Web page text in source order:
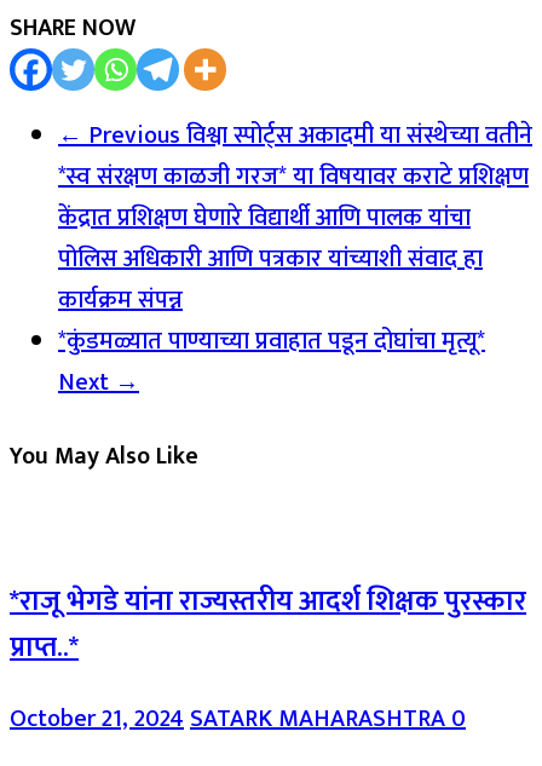
SHARE NOW
← Previousविश्वा स्पोर्ट्स अकादमी या संस्थेच्या वतीने
*स्व संरक्षण काळजी गरज* या विषयावर कराटे प्रशिक्षण
केंद्रात प्रशिक्षण घेणारे विद्यार्थी आणि पालक यांचा
पोलिस अधिकारी आणि पत्रकार यांच्याशी संवाद हा
कार्यक्रम संपन्न
*कुंडमळ्यात पाण्याच्या प्रवाहात पडून दोघांचा मृत्यू*
Next →
You May Also Like
*राजू भेगडे यांना राज्यस्तरीय आदर्श शिक्षक पुरस्कार
प्राप्त..*
October 21, 2024SATARK MAHARASHTRA0